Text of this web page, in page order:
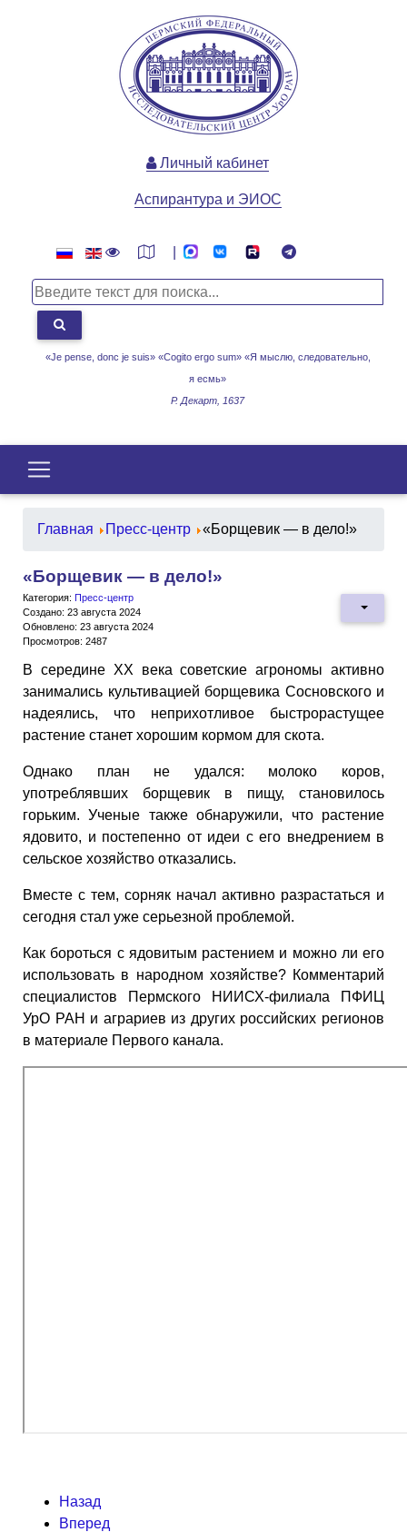
«Je pense, donc je suis» «Cogito ergo sum» «Я мыслю, следовательно,
я есмь»
Р. Декарт, 1637
Личный кабинет
Аспирантура и ЭИОС
Главная Пресс-центр «Борщевик — в дело!»
«Борщевик — в дело!»
Категория: Пресс-центр
Создано: 23 августа 2024
Обновлено: 23 августа 2024
Просмотров: 2487
В середине XX века советские агрономы активно
занимались культивацией борщевика Сосновского и
надеялись, что неприхотливое быстрорастущее
растение станет хорошим кормом для скота.
Однако план не удался: молоко коров,
употреблявших борщевик в пищу, становилось
горьким. Ученые также обнаружили, что растение
ядовито, и постепенно от идеи с его внедрением в
сельское хозяйство отказались.
Вместе с тем, сорняк начал активно разрастаться и
сегодня стал уже серьезной проблемой.
Как бороться с ядовитым растением и можно ли его
использовать в народном хозяйстве? Комментарий
специалистов Пермского НИИСХ-филиала ПФИЦ
УрО РАН и аграриев из других российских регионов
в материале Первого канала.
Назад
Вперед